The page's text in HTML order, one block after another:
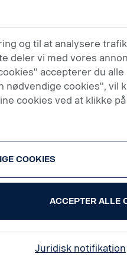
der på
underlagt både
muligt omfang.
af nogen art, hverken
formål eller ikke-
fyldestgørende.
dette websted.
straffende,
måde er relateret
kontrakt,
og til at analysere
deler vi med vores
accepterer du
nødvendige cookies", vil
cookies ved at klikke
COOKIES
ACCEPTER ALLE
Juridisk notifikation